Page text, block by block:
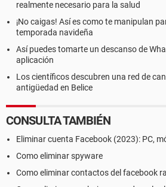
realmente necesario para la salud
¡No caigas! Así es como te manipulan
temporada navideña
Así puedes tomarte un descanso de
aplicación
Los científicos descubren una red de
antigüedad en Belice
CONSULTA TAMBIÉN
Eliminar cuenta Facebook (2023): PC,
Como eliminar spyware
Como eliminar contactos del facebook